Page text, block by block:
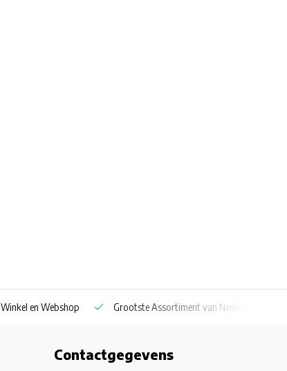
Winkel en Webshop Grootste Assortiment van Nederland &
Contactgegevens